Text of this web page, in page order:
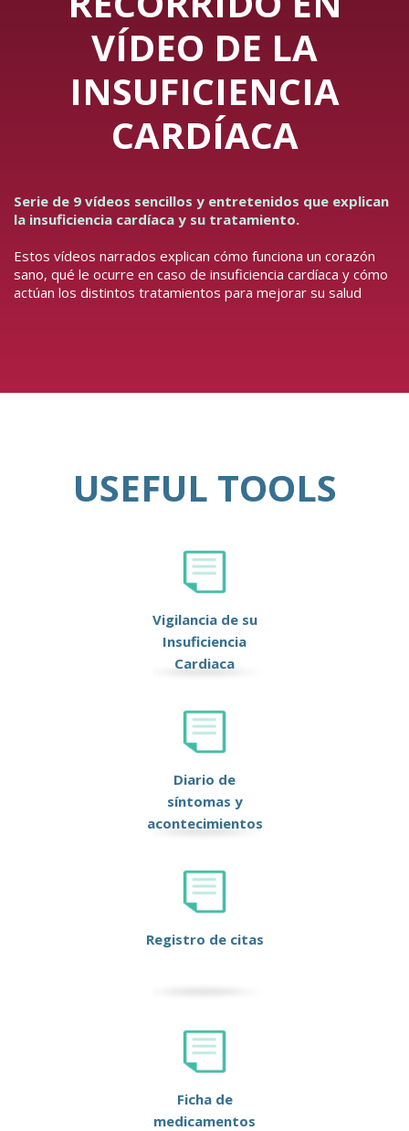
VÍDEO DE LA
INSUFICIENCIA
CARDÍACA
Serie de 9 vídeos sencillos y entretenidos que explican
la insuficiencia cardíaca y su tratamiento.
Estos vídeos narrados explican cómo funciona un corazón
sano, qué le ocurre en caso de insuficiencia cardíaca y cómo
actúan los distintos tratamientos para mejorar su salud
USEFUL TOOLS
Vigilancia de su
Insuficiencia
Cardiaca
Diario de
síntomas y
acontecimientos
Registro de citas
Ficha de
medicamentos